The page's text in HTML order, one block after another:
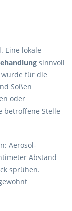
Eine lokale
sinnvoll
wurde für die
Soßen
oder
betroffene Stelle
Aerosol-
Abstand
sprühen.